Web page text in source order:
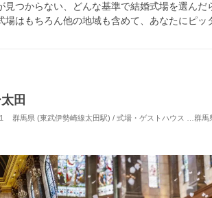
見つからない、どんな基準で結婚式場を選ん
場はもちろん他の地域も含めて、あなたにピッ
田
ミ評価
群馬県 (東武伊勢崎線太田駅) / 式場・ゲストハウス 対応
群馬